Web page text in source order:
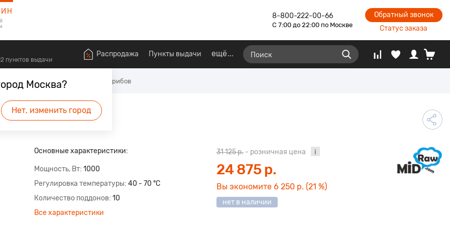
8-800-222-00-66
С 7:00 до 22:00 по Москве
Обратный звонок
Статус заказа
Москва?
Нет, изменить город
пунктов выдачи
Распродажа Пункты выдачи ещё
для овощей, фруктов, грибов
первым.
Основные характеристики:
Мощность, Вт 1000
Регулировка температуры 40 - 70 °C
Количество поддонов 10
Все характеристики
31 125 р. - розничная цена
24 875 р.
Вы экономите 6 250 р. (21 %)
нет в наличии